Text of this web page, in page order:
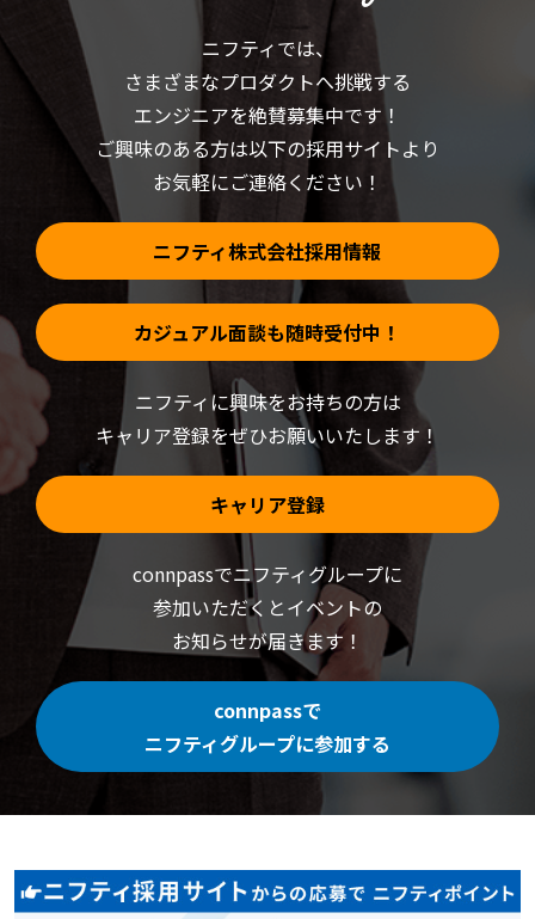
し
い
ウ
ィ
開
き
す)
ま
す)
ニフティでは、
さまざまなプロダクトへ挑戦する
エンジニアを絶賛募集中です！
ご興味のある方は以下の採用サイトより
お気軽にご連絡ください！
ニフティ株式会社採用情報
カジュアル面談も随時受付中！
ニフティに興味をお持ちの方は
キャリア登録をぜひお願いいたします！
キャリア登録
connpassでニフティグループに
参加いただくとイベントの
お知らせが届きます！
connpassで
ニフティグループに参加する